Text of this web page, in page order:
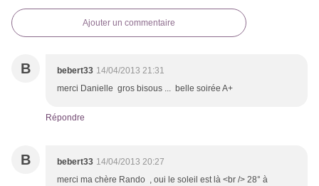
Ajouter un commentaire
B bebert33 14/04/2013 21:31
merci Danielle gros bisous ... belle soirée A+
Répondre
B bebert33 14/04/2013 20:27
merci ma chère Rando , oui le soleil est là <br /> 28° à